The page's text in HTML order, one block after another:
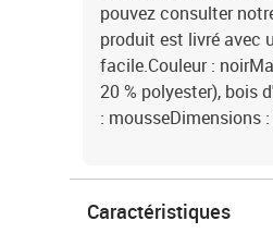
pouvez consulter
produit est livré avec
facile.Couleur :
20 % polyester), bois
: mousseDimensions
Caractéristiques